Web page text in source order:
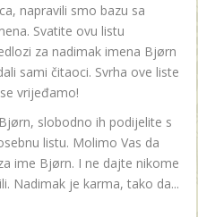
napravili smo bazu sa
Svatite ovu listu
za nadimak imena Bjørn
sami čitaoci. Svrha ove liste
vrijeđamo!
slobodno ih podijelite s
listu. Molimo Vas da
ime Bjørn. I ne dajte nikome
Nadimak je karma, tako da...